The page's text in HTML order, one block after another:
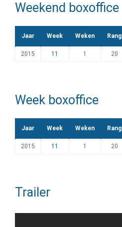
Weekend boxoffice
Jaar Week Weken Rang
2015 11 1 20
Week boxoffice
Jaar Week Weken Rang
2015 11 1 20
Trailer